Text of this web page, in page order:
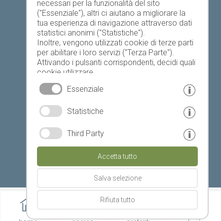
Oggi Domani sabato
23 °C 34 °C 19 °C 32 °C 18 °C 33 °C
© www.drescher.it - Webdesign in Alto Adige
colofone
necessari per la funzionalità del sito
("Essenziale"), altri ci aiutano a migliorare la
tua esperienza di navigazione attraverso dati
statistici anonimi ("Statistiche").
Inoltre, vengono utilizzati cookie di terze parti
per abilitare i loro servizi ("Terza Parte").
Attivando i pulsanti corrispondenti, decidi quali
cookie utilizzare.
Cliccando su "Accetta tutto", "Salva selezione"
o "Rifiuta selezione", dichiari di consentire l'uso
Il tuo consenso Puoi revocarlo in qualsiasi
Essenziale
Statistiche
Third Party
Accetta tutto
Salva selezione
Rifiuta tutto